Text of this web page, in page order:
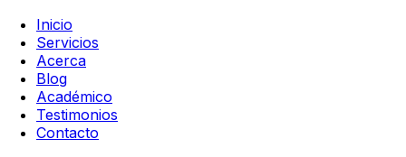
Inicio
Servicios
Acerca
Blog
Académico
Testimonios
Contacto